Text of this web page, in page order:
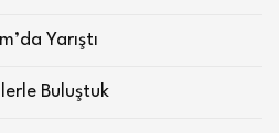
Yarıştı
Buluştuk